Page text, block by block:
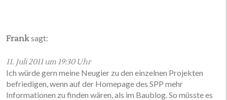
Frank sagt:
11. Juli 2011 um 19:30 Uhr
Ich würde gern meine Neugier zu den einzelnen Projekten
befriedigen, wenn auf der Homepage des SPP mehr
Informationen zu finden wären, als im Baublog. So müsste es